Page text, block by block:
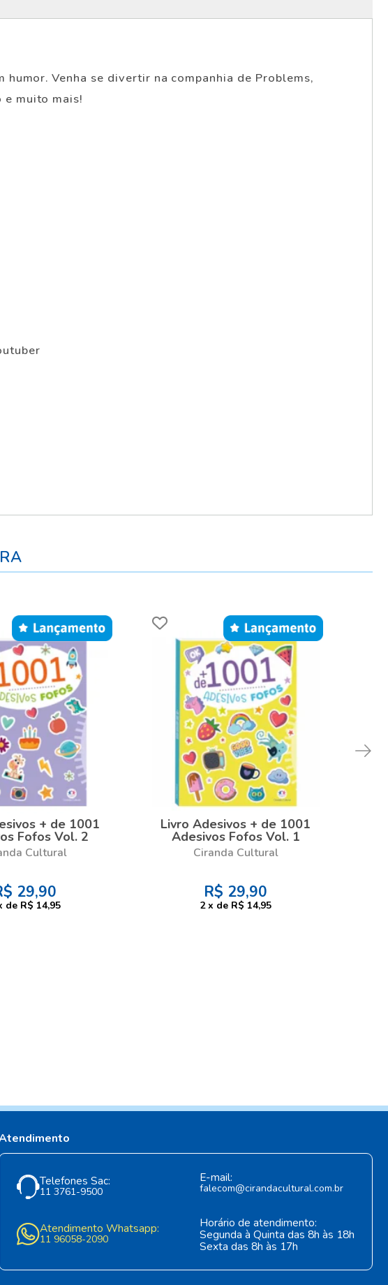
Venha se divertir na companhia de Problems,
muito mais!
+ de 1001
Fofos Vol. 2
Cultural
29,90
de R$ 14,95
Livro Adesivos + de 1001
Adesivos Fofos Vol. 1
Ciranda Cultural
R$ 29,90
2 x de R$ 14,95
Telefones Sac:
11 3761-9500
E-mail:
falecom@cirandacultural.com.br
Atendimento Whatsapp:
11 96058-2090
Horário de atendimento:
Segunda à Quinta das 8h às 18h
Sexta das 8h às 17h